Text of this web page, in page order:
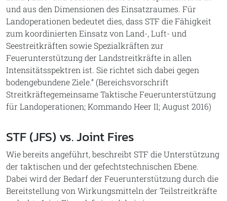
und aus den Dimensionen des Einsatzraumes. Für
Landoperationen bedeutet dies, dass STF die Fähigkeit
zum koordinierten Einsatz von Land-, Luft- und
Seestreitkräften sowie Spezialkräften zur
Feuerunterstützung der Landstreitkräfte in allen
Intensitätsspektren ist. Sie richtet sich dabei gegen
bodengebundene Ziele.“ (Bereichsvorschrift
Streitkräftegemeinsame Taktische Feuerunterstützung
für Landoperationen; Kommando Heer II; August 2016)
STF (JFS) vs. Joint Fires
Wie bereits angeführt, beschreibt STF die Unterstützung
der taktischen und der gefechtstechnischen Ebene.
Dabei wird der Bedarf der Feuerunterstützung durch die
Bereitstellung von Wirkungsmitteln der Teilstreitkräfte